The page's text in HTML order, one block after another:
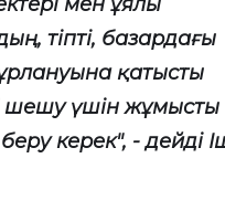
тіпті, базардағы
қатысты
шешу үшін жұмысты
керек", - дейді